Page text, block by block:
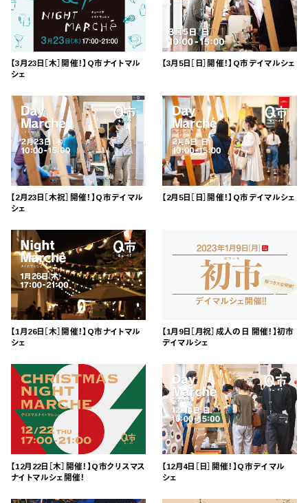
【3月23日［木］開催！】Q市ナイトマル
シェ
【3月5日［日］開催！】Q市デイマルシェ
【2月23日［木祝］開催！】Q市デイマル
シェ
【2月5日［日］開催！】Q市デイマルシェ
【1月26日［木］開催！】Q市ナイトマル
シェ
【1月9日［月祝］成人の日 開催！】初市
デイマルシェ
【12月22日［木］開催！】Q市クリスマス
ナイトマルシェ開催！
【12月4日［日］開催！】Q市デイマル
シェ